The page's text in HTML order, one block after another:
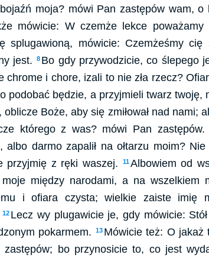
moja? mówi Pan zastępów wam, o
mówicie: W czemże lekce
splugawioną, mówicie: Czemżeśmy cię
jest.
8 Bo gdy przywodzicie, co ślepego
chrome i chore, izali to nie zła rzecz?
podobać będzie, a przyjmieli twarz twoję,
Boże, aby się zmiłował nad nami;
którego z was? mówi Pan
albo darmo zapalił na ołtarzu moim?
przyjmię z ręki waszej.
11Albowiem od
między narodami, a na wszelkiem
i ofiara czysta; wielkie zaiste imię
12 Lecz wy plugawicie je, gdy mówicie:
pokarmem.
13 Mówicie też: O jakaż
bo przynosicie to, co jest